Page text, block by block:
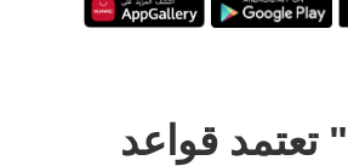
تعتمد قواعد